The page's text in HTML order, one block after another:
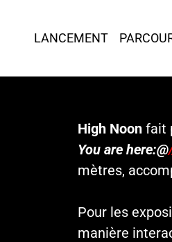
LANCEMENT
High Noon fait
You are here:@
mètres,
Pour les
manière